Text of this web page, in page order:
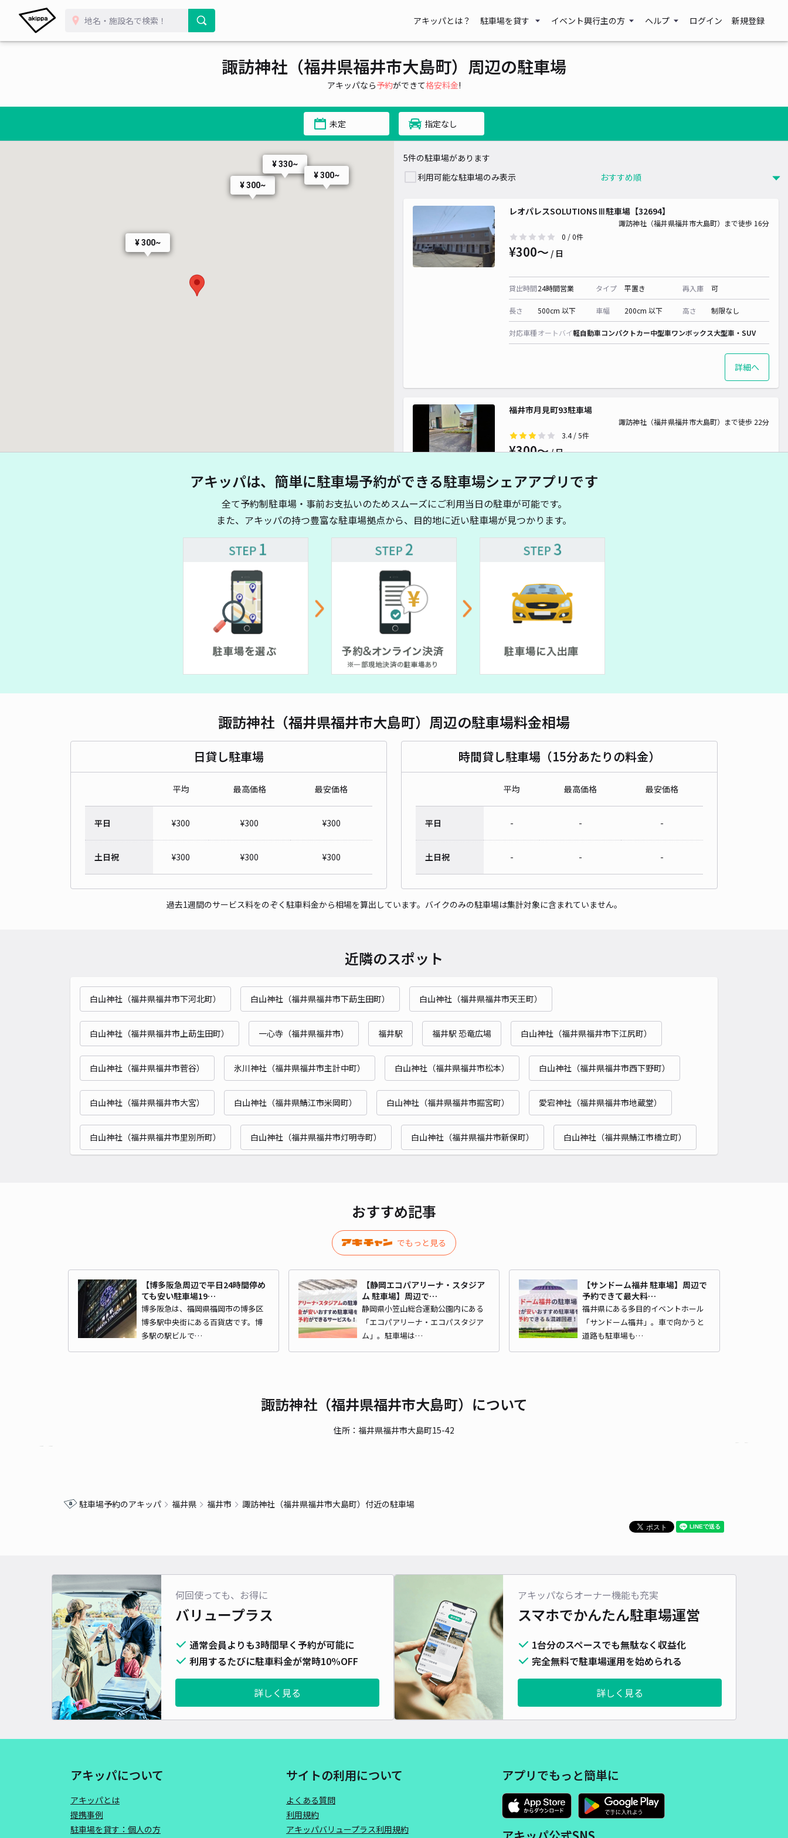
アキッパとは？ 駐車場を貸す イベント興行主の方 ヘルプ ログイン 新規登録
諏訪神社（福井県福井市大島町）周辺の駐車場
アキッパなら予約ができて格安料金!
未定 指定なし
¥ 300~
¥ 300~
¥ 330~
¥ 300~
5件の駐車場があります
利用可能な駐車場のみ表示
レオパレスSOLUTIONSⅢ駐車場【32694】
諏訪神社（福井県福井市大島町）まで徒歩 16分
0 / 0件
¥300〜 / 日
貸出時間24時間営業 タイプ 平置き 再入庫 可
長さ 500cm 以下 車幅 200cm 以下 高さ 制限なし
対応車種オートバイ軽自動車コンパクトカー中型車ワンボックス大型車・SUV
詳細へ
福井市月見町93駐車場
諏訪神社（福井県福井市大島町）まで徒歩 22分
3.4/ 5件
¥300〜/ 日
貸出時間 24時間営業
長さ 480cm 以下
木田町アキッパ駐車場
¥330〜/ 日
長さ 550cm 以下
対応車種オートバイ軽自動車コンパクトカー中型車ワンボックス大型車・SUV
¥300〜
Tパーキング
諏訪神社（福井県福井市大島町）まで徒歩 38分
3/ 2件
¥300〜
貸出時間
長さ 500cm 以下 車幅 190cm 以下
対応車種 オートバイ軽自動車 コンパクトカー中型車ワンボックス
アキッパは、簡単に駐車場予約ができる駐車場シェアアプリです
全て予約制駐車場・事前お支払いのためスムーズにご利用当日の駐車が可能です。
また、アキッパの持つ豊富な駐車場拠点から、目的地に近い駐車場が見つかります。
諏訪神社（福井県福井市大島町）周辺の駐車場料金相場
日貸し駐車場
平均 最高価格 最安価格
平日 ¥300 ¥300 ¥300
土日祝 ¥300 ¥300 ¥300
時間貸し駐車場（15分あたりの料金）
平均 最高価格 最安価格
平日 - - -
土日祝 - - -
過去1週間のサービス料をのぞく駐車料金から相場を算出しています。バイクのみの駐車場は集計対象に含まれていません。
近隣のスポット
白山神社（福井県福井市下河北町） 白山神社（福井県福井市下莇生田町） 白山神社（福井県福井市天王町）
白山神社（福井県福井市上莇生田町） 一心寺（福井県福井市） 福井駅 福井駅 恐竜広場 白山神社（福井県福井市下江尻町）
白山神社（福井県福井市菅谷） 氷川神社（福井県福井市主計中町） 白山神社（福井県福井市松本） 白山神社（福井県福井市西下野町）
白山神社（福井県福井市大宮） 白山神社（福井県鯖江市米岡町） 白山神社（福井県福井市掘宮町） 愛宕神社（福井県福井市地蔵堂）
白山神社（福井県福井市里別所町） 白山神社（福井県福井市灯明寺町） 白山神社（福井県福井市新保町） 白山神社（福井県鯖江市橋立町）
おすすめ記事
でもっと見る
【博多阪急周辺で平日24時間停め
ても安い駐車場19…
博多阪急は、福岡県福岡市の博多区
博多駅中央街にある百貨店です。博
多駅の駅ビルで…
【静岡エコパアリーナ・スタジア
ム 駐車場】周辺で…
静岡県小笠山総合運動公園内にある
「エコパアリーナ・エコパスタジア
ム」。駐車場は…
【サンドーム福井 駐車場】周辺で
予約できて最大料…
福井県にある多目的イベントホール
「サンドーム福井」。車で向かうと
道路も駐車場も…
諏訪神社（福井県福井市大島町）について
住所：福井県福井市大島町15-42
駐車場予約のアキッパ 福井県 福井市 諏訪神社（福井県福井市大島町）付近の駐車場
何回使っても、お得に
バリュープラス
通常会員よりも3時間早く予約が可能に
利用するたびに駐車料金が常時10%OFF
詳しく見る
アキッパならオーナー機能も充実
スマホでかんたん駐車場運営
1台分のスペースでも無駄なく収益化
完全無料で駐車場運用を始められる
詳しく見る
アキッパについて
アキッパとは
提携事例
駐車場を貸す：個人の方
サイトの利用について
よくある質問
利用規約
アキッパバリュープラス利用規約
アプリでもっと簡単に